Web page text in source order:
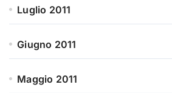
Luglio 2011
Giugno 2011
Maggio 2011